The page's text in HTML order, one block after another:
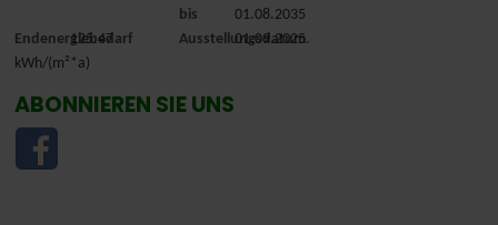
bis
01.08.2035
Endenergiebedarf
125.47
kWh/(m²*a)
Ausstellungsdatum
01.09.2025.
ABONNIEREN SIE UNS